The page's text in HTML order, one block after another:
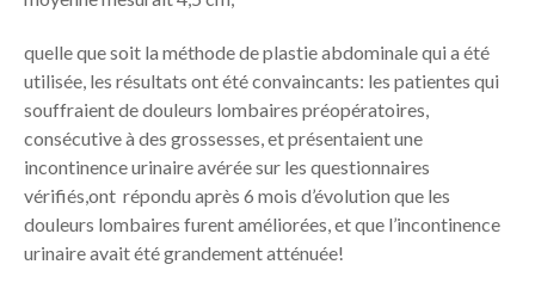
quelle que soit la méthode de plastie abdominale qui a été
utilisée, les résultats ont été convaincants: les patientes qui
souffraient de douleurs lombaires préopératoires,
consécutive à des grossesses, et présentaient une
incontinence urinaire avérée sur les questionnaires
vérifiés,ont répondu après 6 mois d’évolution que les
douleurs lombaires furent améliorées, et que l’incontinence
urinaire avait été grandement atténuée!